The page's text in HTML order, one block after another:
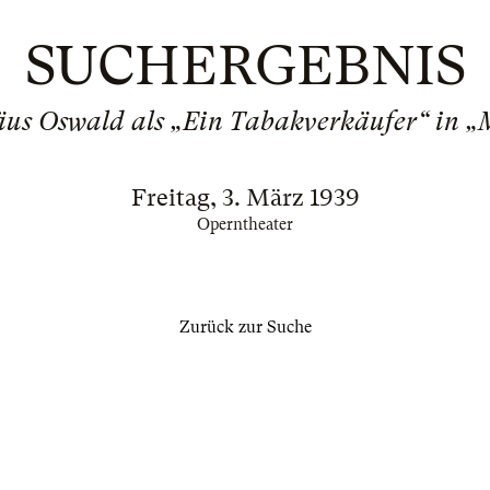
SUCHERGEBNIS
Oswald als „Ein Tabakverkäufer“ in
Freitag, 3. März 1939
Operntheater
Zurück zur Suche